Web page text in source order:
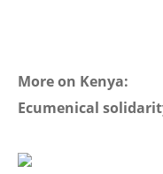
More on Kenya:
Ecumenical